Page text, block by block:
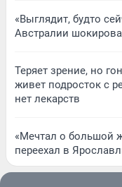
«Выглядит, будто
Австралии
Теряет зрение, но
живет подросток с
нет лекарств
«Мечтал о большой
переехал в